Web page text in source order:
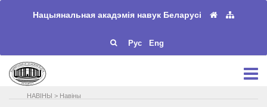
Нацыянальная акадэмія навук Беларусі
Рус Eng
НАВIНЫ > Навіны